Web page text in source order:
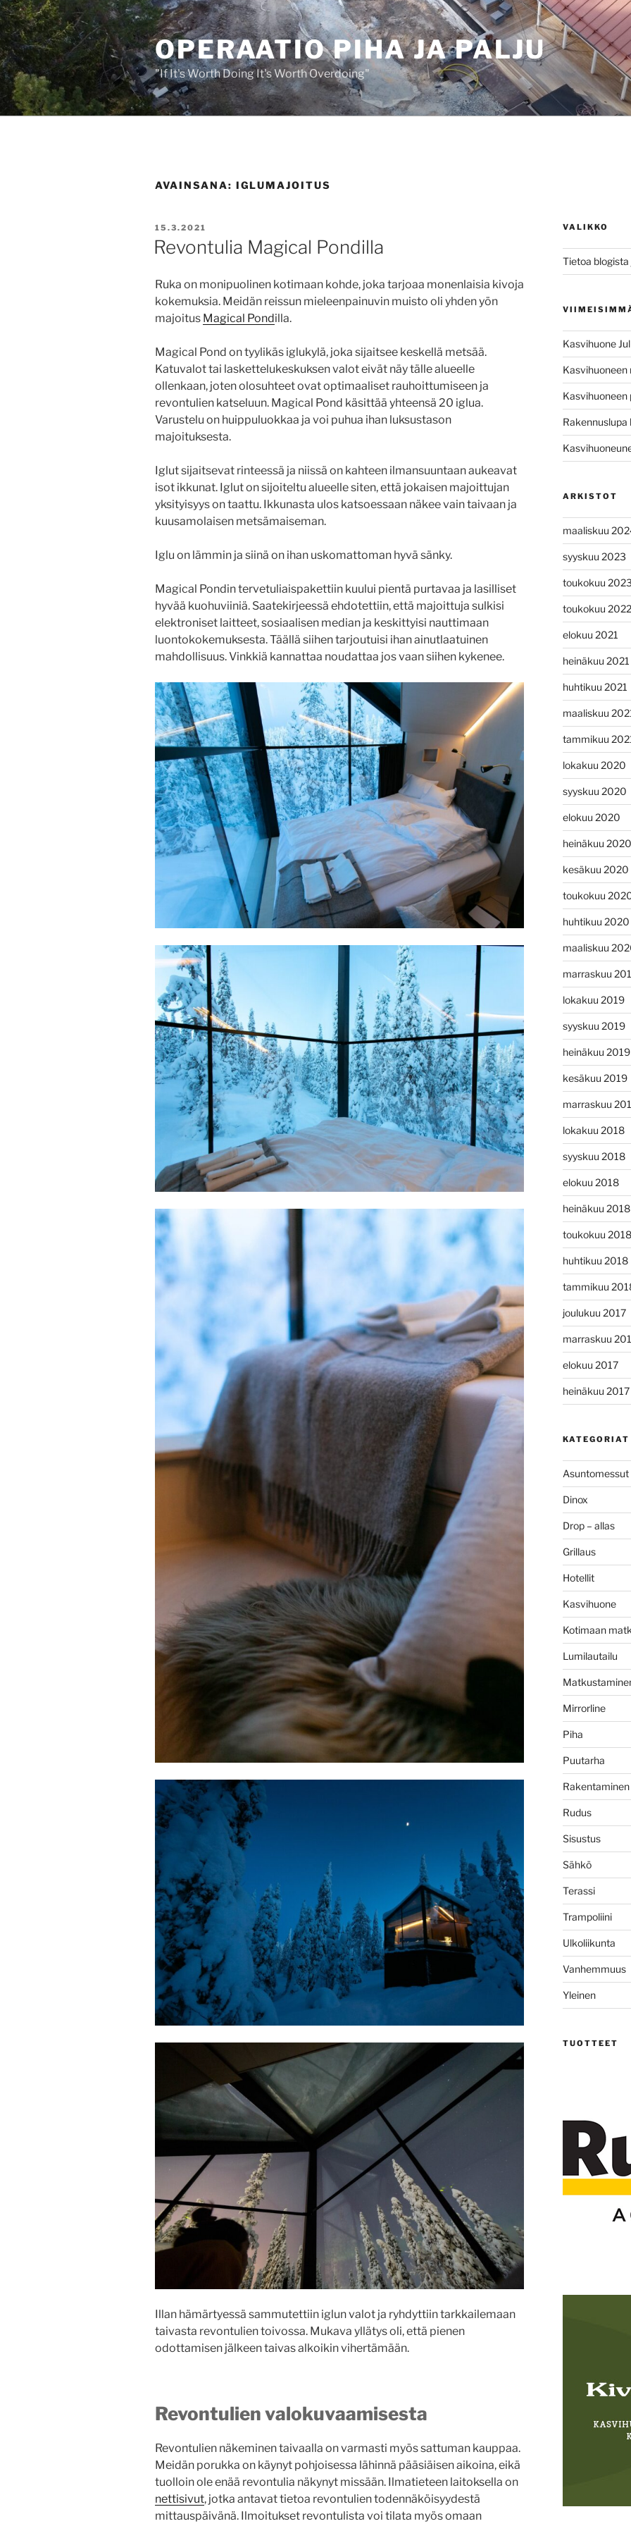
Siirry
sisältöön
OPERAATIO PIHA JA PALJU
"If It's Worth Doing It's Worth Overdoing"
AVAINSANA: IGLUMAJOITUS
JULKAISTU
15.3.2021
Revontulia Magical Pondilla
Ruka on monipuolinen kotimaan kohde, joka tarjoaa monenlaisia kivoja
kokemuksia. Meidän reissun mieleenpainuvin muisto oli yhden yön
majoitus Magical Pondilla.
Magical Pond on tyylikäs iglukylä, joka sijaitsee keskellä metsää.
Katuvalot tai laskettelukeskuksen valot eivät näy tälle alueelle
ollenkaan, joten olosuhteet ovat optimaaliset rauhoittumiseen ja
revontulien katseluun. Magical Pond käsittää yhteensä 20 iglua.
Varustelu on huippuluokkaa ja voi puhua ihan luksustason
majoituksesta.
Iglut sijaitsevat rinteessä ja niissä on kahteen ilmansuuntaan aukeavat
isot ikkunat. Iglut on sijoiteltu alueelle siten, että jokaisen majoittujan
yksityisyys on taattu. Ikkunasta ulos katsoessaan näkee vain taivaan ja
kuusamolaisen metsämaiseman.
Iglu on lämmin ja siinä on ihan uskomattoman hyvä sänky.
Magical Pondin tervetuliaispakettiin kuului pientä purtavaa ja lasilliset
hyvää kuohuviiniä. Saatekirjeessä ehdotettiin, että majoittuja sulkisi
elektroniset laitteet, sosiaalisen median ja keskittyisi nauttimaan
luontokokemuksesta. Täällä siihen tarjoutuisi ihan ainutlaatuinen
mahdollisuus. Vinkkiä kannattaa noudattaa jos vaan siihen kykenee.
Illan hämärtyessä sammutettiin iglun valot ja ryhdyttiin tarkkailemaan
taivasta revontulien toivossa. Mukava yllätys oli, että pienen
odottamisen jälkeen taivas alkoikin vihertämään.
Revontulien valokuvaamisesta
Revontulien näkeminen taivaalla on varmasti myös sattuman kauppaa.
Meidän porukka on käynyt pohjoisessa lähinnä pääsiäisen aikoina, eikä
tuolloin ole enää revontulia näkynyt missään. Ilmatieteen laitoksella on
nettisivut, jotka antavat tietoa revontulien todennäköisyydestä
mittauspäivänä. Ilmoitukset revontulista voi tilata myös omaan
VALIKKO
Tietoa
Kasvihuone
Kasvihuoneen
Rakennuslupa
ARKISTOT
maaliskuu
syyskuu 2023
toukokuu
toukokuu 2022
elokuu 2021
heinäkuu 2021
huhtikuu 2021
maaliskuu
tammikuu
lokakuu 2020
syyskuu 2020
elokuu 2020
heinäkuu 2020
kesäkuu 2020
toukokuu
huhtikuu 2020
maaliskuu
marraskuu
lokakuu 2019
syyskuu 2019
heinäkuu 2019
kesäkuu 2019
marraskuu
lokakuu 2018
syyskuu 2018
elokuu 2018
heinäkuu 2018
toukokuu 2018
huhtikuu 2018
tammikuu
joulukuu 2017
marraskuu
elokuu 2017
heinäkuu 2017
KATEGORIAT
Asuntomessut
Dinox
Drop – allas
Grillaus
Hotellit
Kasvihuone
Kotimaan
Lumilautailu
Mirrorline
Piha
Puutarha
Rakentaminen
Rudus
Sisustus
Sähkö
Terassi
Trampoliini
Ulkoliikunta
Vanhemmuus
Yleinen
TUOTTEET